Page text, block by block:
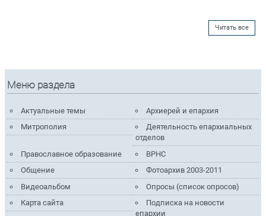
Читать все
Меню раздела
Актуальные темы
Архиерей и епархия
Митрополия
Деятельность епархиальных
отделов
Православное образование
ВРНС
Общение
Фотоархив 2003-2011
Видеоальбом
Опросы (список опросов)
Карта сайта
Подписка на новости
епархии